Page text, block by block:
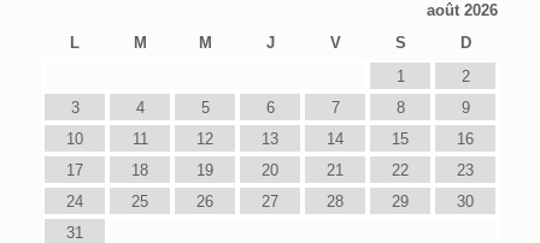
août 2026
L
M M J V S D
1
2
3
4 5 6 7 8
9
10
11 12 13 14 15
16
17
18 19 20 21 22
23
24
25 26 27 28 29
30
31